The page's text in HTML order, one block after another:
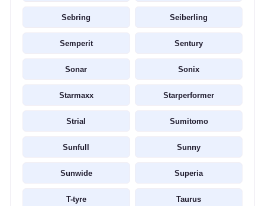
Sebring Seiberling
Semperit Sentury
Sonar Sonix
Starmaxx Starperformer
Strial Sumitomo
Sunfull Sunny
Sunwide Superia
T-tyre Taurus